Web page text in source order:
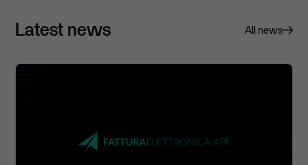
Latest news All news